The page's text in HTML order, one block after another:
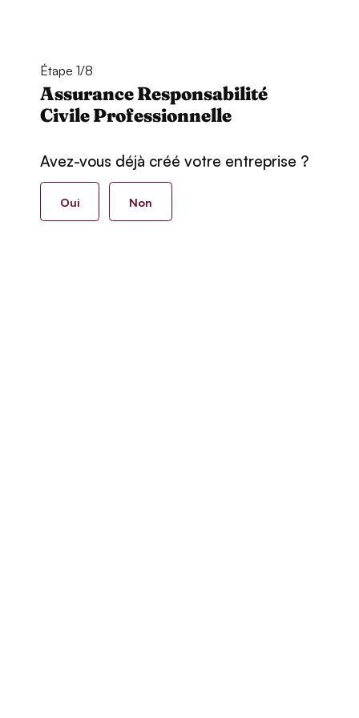
Étape 1/8
Assurance Responsabilité
Civile Professionnelle
Avez-vous déjà créé votre entreprise ?
Oui Non